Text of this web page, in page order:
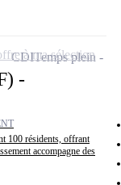
-
100 résidents, offrant
accompagne des
CDITemps plein
à ma sélection